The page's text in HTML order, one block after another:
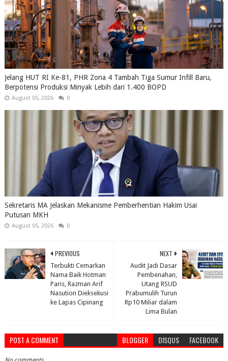
Jelang HUT RI Ke-81, PHR Zona 4 Tambah Tiga Sumur Infill Baru,
Berpotensi Produksi Minyak Lebih dari 1.400 BOPD
August 05, 2026 0
Sekretaris MA Jelaskan Mekanisme Pemberhentian Hakim Usai
Putusan MKH
August 05, 2026 0
NEXT
Audit Jadi Dasar
Pembenahan,
Utang RSUD
Prabumulih Turun
Rp10 Miliar dalam
Lima Bulan
PREVIOUS
Terbukti Cemarkan
Nama Baik Hotman
Paris, Razman Arif
Nasution Dieksekusi
ke Lapas Cipinang
POST A COMMENT BLOGGER DISQUS FACEBOOK